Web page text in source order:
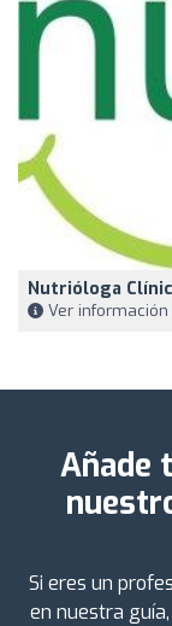
Nutrióloga
Ver
Añade
Si eres un
en nuestra